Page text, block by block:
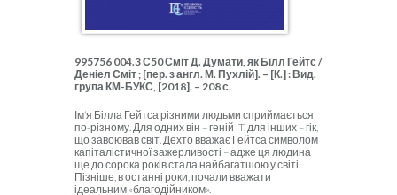
995756 004.3 С50 Сміт Д. Думати, як Білл Гейтс /
Деніел Сміт ; [пер. з англ. М. Пухлій]. – [К.] : Вид.
група КМ-БУКС, [2018]. – 208 с.
Ім’я Білла Гейтса різними людьми сприймається
по-різному. Для одних він – геній IT, для інших – гік,
що завоював світ. Дехто вважає Гейтса символом
капіталістичної зажерливості – адже ця людина
ще до сорока років стала найбагатшою у світі.
Пізніше, в останні роки, почали вважати
ідеальним «благодійником».